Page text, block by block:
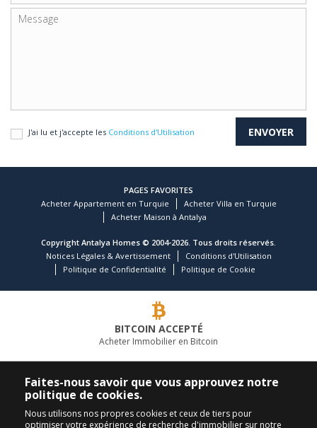
J'ai lu et j'accepte les Conditions d'Utilisation
PAGES FAVORITES
Acheter Appartement en Turquie
Acheter Villa en Turquie
Acheter Maison à Antalya
Copyright Antalya Homes © 2004-2026. Tous droits réservés.
Notices Légales & Avertissement
Conditions d'Utilisation
Politique de Confidentialité
Politique de Cookie
BITCOIN ACCEPTÉ
Acheter Immobilier en Bitcoin
COMPAGNIE IMMOBILIÈRE LEADER
APPELEZ-NOUS
Faites-nous savoir que vous approuvez notre
politique de cookies.
Nous utilisons nos propres cookies et ceux de tiers pour
optimiser votre expérience de recherche d'immobilier sur notre